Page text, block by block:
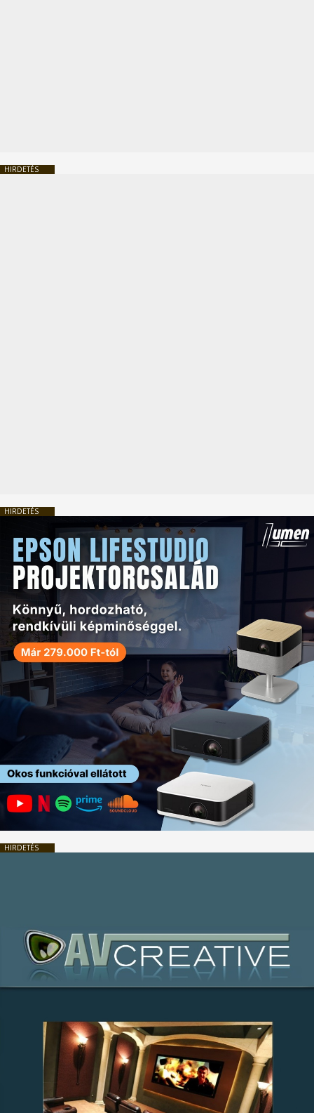
HIRDETÉS
HIRDETÉS
HIRDETÉS